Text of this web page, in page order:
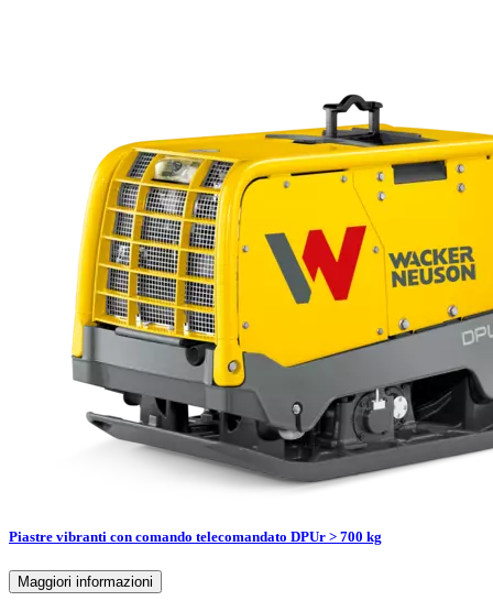
Piastre vibranti con comando telecomandato DPUr > 700 kg
Maggiori informazioni